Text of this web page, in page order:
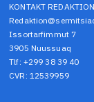
KONTAKT
Issortarfimmut 7
3905 Nuussuaq
Tlf: +299 38 39 40
CVR: 12539959